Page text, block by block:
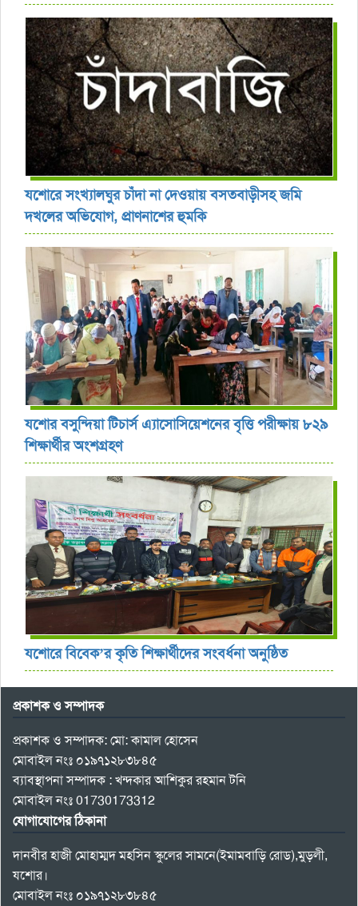
যশোরে সংখ্যালঘুর চাঁদা না দেওয়ায় বসতবাড়ীসহ জমি
দখলের অভিযোগ, প্রাণনাশের হুমকি
যশোর বসুন্দিয়া টিচার্স এ্যাসোসিয়েশনের বৃত্তি পরীক্ষায় ৮২৯
শিক্ষার্থীর অংশগ্রহণ
যশোরে বিবেক’র কৃতি শিক্ষার্থীদের সংবর্ধনা অনুষ্ঠিত
প্রকাশক ও সম্পাদক
প্রকাশক ও সম্পাদক: মো: কামাল হোসেন
মোবাইল নংঃ ০১৯৭১২৮৩৮৪৫
ব্যাবস্থাপনা সম্পাদক : খন্দকার আশিকুর রহমান টনি
মোবাইল নংঃ 01730173312
যোগাযোগের ঠিকানা
দানবীর হাজী মোহাম্মদ মহসিন স্কুলের সামনে(ইমামবাড়ি রোড),মুড়লী,
যশোর।
মোবাইল নংঃ ০১৯৭১২৮৩৮৪৫